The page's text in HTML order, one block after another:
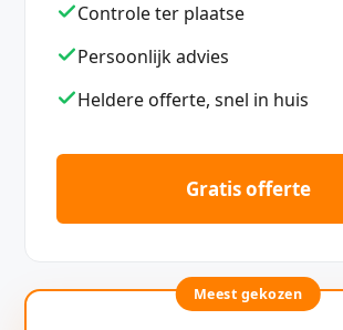
Controle ter plaatse
Persoonlijk advies
Heldere offerte, snel in huis
Gratis offerte
Meest gekozen